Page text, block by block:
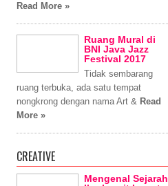
Read More »
Ruang Mural di
BNI Java Jazz
Festival 2017
Tidak sembarang
ruang terbuka, ada satu tempat
nongkrong dengan nama Art & Read
More »
CREATIVE
Mengenal Sejarah